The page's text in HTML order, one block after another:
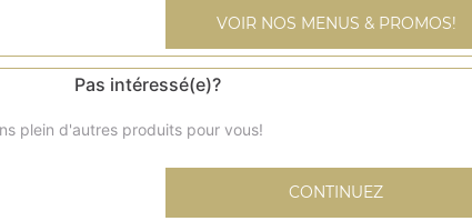
mixte
chèvre chaud
tomates cerises, bricks de chèvre, pommes de terre rissolées
VOIR NOS MENUS & PROMOS!
Pas intéressé(e)?
plein d'autres produits pour vous!
CONTINUEZ